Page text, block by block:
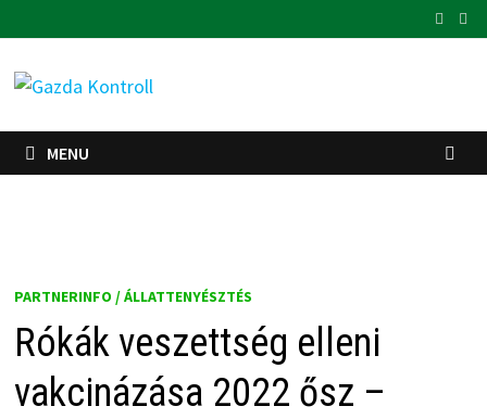
to
content
MENU
PARTNERINFO / ÁLLATTENYÉSZTÉS
Rókák veszettség elleni
vakcinázása 2022 ősz –